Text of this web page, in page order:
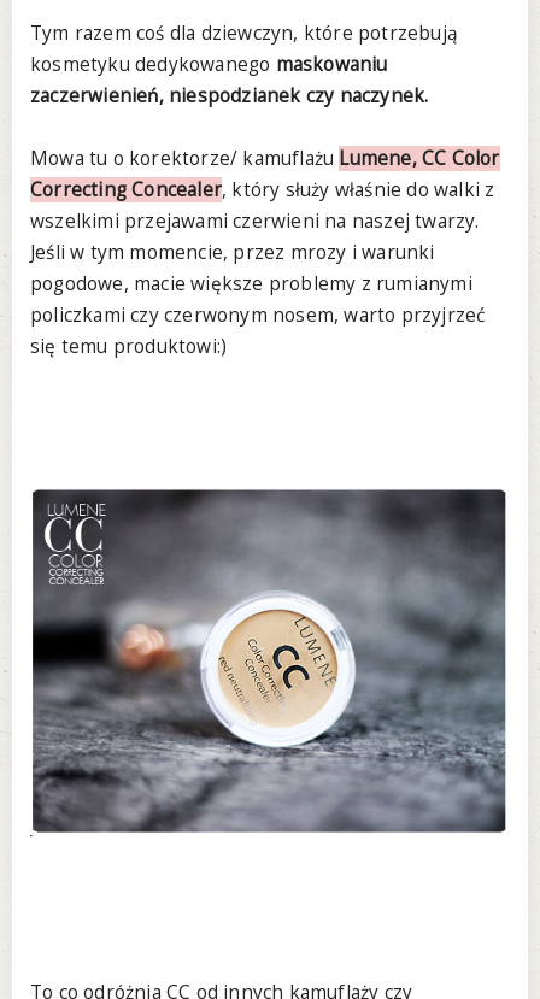
Tym razem coś dla dziewczyn, które potrzebują
kosmetyku dedykowanego maskowaniu
zaczerwienień, niespodzianek czy naczynek.
Mowa tu o korektorze/ kamuflażu Lumene, CC Color
Correcting Concealer, który służy właśnie do walki z
wszelkimi przejawami czerwieni na naszej twarzy.
Jeśli w tym momencie, przez mrozy i warunki
pogodowe, macie większe problemy z rumianymi
policzkami czy czerwonym nosem, warto przyjrzeć
się temu produktowi:)
To co odróżnia CC od innych kamuflaży czy